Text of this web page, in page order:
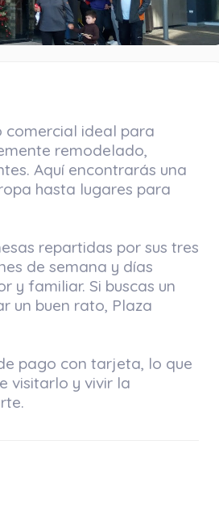
comercial ideal para
remodelado,
Aquí encontrarás una
hasta lugares para
repartidas por sus tres
de semana y días
y familiar. Si buscas un
un buen rato, Plaza
pago con tarjeta, lo que
visitarlo y vivir la